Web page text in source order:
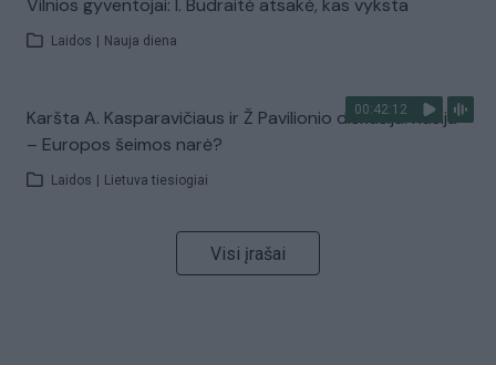
Vilnios gyventojai: I. Budraitė atsakė, kas vyksta
Laidos Nauja diena
00:42:12
Karšta A. Kasparavičiaus ir Ž Pavilionio diskusija: Rusija
– Europos šeimos narė?
Laidos Lietuva tiesiogiai
Visi įrašai